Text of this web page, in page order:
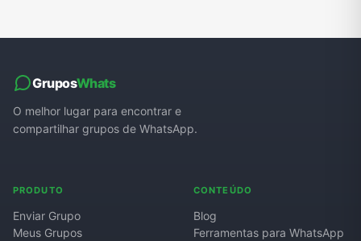
GruposWhats
O melhor lugar para encontrar e
compartilhar grupos de WhatsApp.
PRODUTO
Enviar Grupo
Meus Grupos
CONTEÚDO
Blog
Ferramentas para WhatsApp